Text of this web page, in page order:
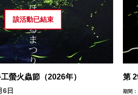
6
13 14 15
油谷
該活動已結束
螢火蟲節（2026年）
6日
第
期間：